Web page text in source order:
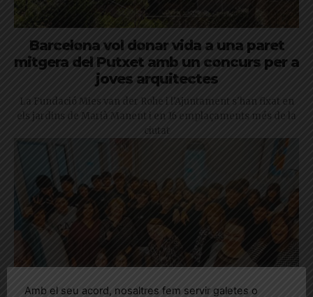
Barcelona vol donar vida a una paret
mitgera del Putxet amb un concurs per a
joves arquitectes
La Fundació Mies van der Rohe i l'Ajuntament s'han fixat en
els jardins de Marià Manent i en 16 emplaçaments més de la
ciutat
Amb el seu acord, nosaltres fem servir galetes o